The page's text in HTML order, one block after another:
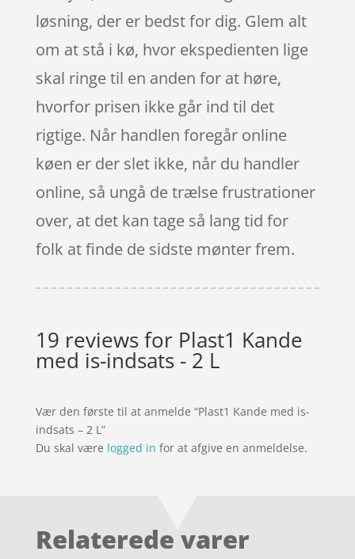
løsning, der er bedst for dig. Glem alt
om at stå i kø, hvor ekspedienten lige
skal ringe til en anden for at høre,
hvorfor prisen ikke går ind til det
rigtige. Når handlen foregår online
køen er der slet ikke, når du handler
online, så ungå de trælse frustrationer
over, at det kan tage så lang tid for
folk at finde de sidste mønter frem.
19 reviews for Plast1 Kande
med is-indsats - 2 L
Vær den første til at anmelde “Plast1 Kande med is-
indsats – 2 L”
Du skal være logged in for at afgive en anmeldelse.
Relaterede varer